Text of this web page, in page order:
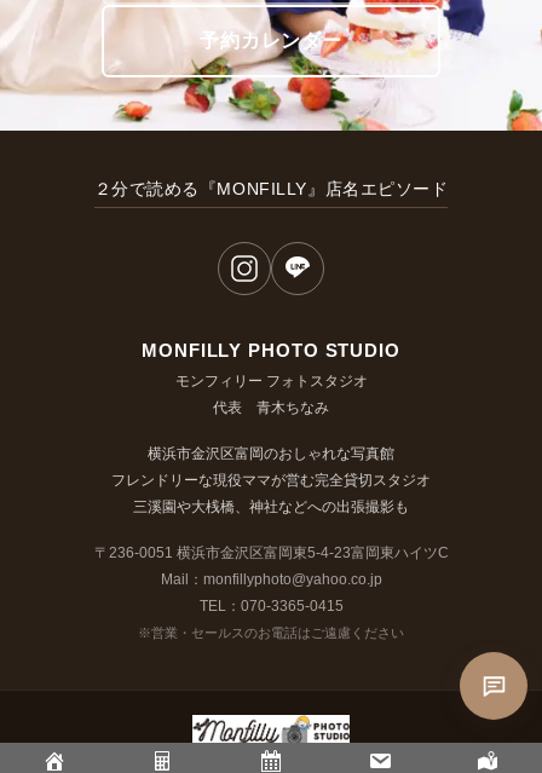
予約カレンダー
２分で読める『MONFILLY』店名エピソード
MONFILLY PHOTO STUDIO
モンフィリー フォトスタジオ
代表 青木ちなみ
横浜市金沢区富岡のおしゃれな写真館
フレンドリーな現役ママが営む完全貸切スタジオ
三溪園や大桟橋、神社などへの出張撮影も
〒236-0051 横浜市金沢区富岡東5-4-23富岡東ハイツC
Mail：monfillyphoto@yahoo.co.jp
TEL：070-3365-0415
※営業・セールスのお電話はご遠慮ください
© MONFILLY PHOTO STUDIO プライバシーポリシー 特定商取引法に基づく表記